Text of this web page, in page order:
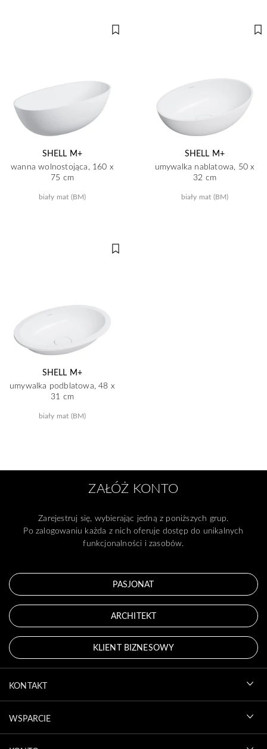
SHELL M+
wanna wolnostojąca, 160 x
75 cm
biały mat (BM)
SHELL M+
umywalka nablatowa, 50 x
32 cm
biały mat (BM)
SHELL M+
umywalka podblatowa, 48 x
31 cm
biały mat (BM)
ZAŁÓŻ KONTO
Zarejestruj się, wybierając jedną z poniższych grup.
Po zalogowaniu każda z nich oferuje dostęp do unikalnych
funkcjonalności i zasobów.
PASJONAT
ARCHITEKT
KLIENT BIZNESOWY
KONTAKT
WSPARCIE